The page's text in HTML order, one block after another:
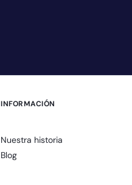
INFORMACIÓN
Nuestra historia
Blog